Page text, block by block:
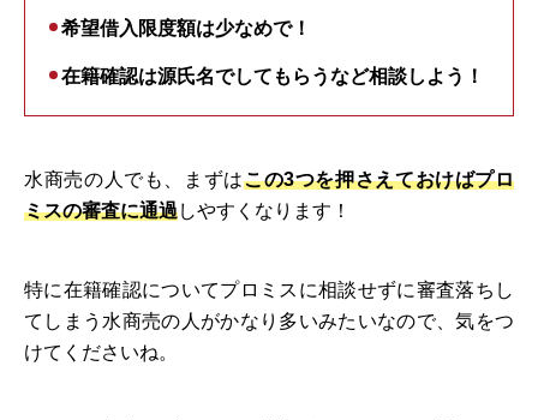
希望借入限度額は少なめで！
在籍確認は源氏名でしてもらうなど相談しよう！
水商売の人でも、まずはこの3つを押さえておけばプロ
ミスの審査に通過しやすくなります！
特に在籍確認についてプロミスに相談せずに審査落ちし
てしまう水商売の人がかなり多いみたいなので、気をつ
けてくださいね。